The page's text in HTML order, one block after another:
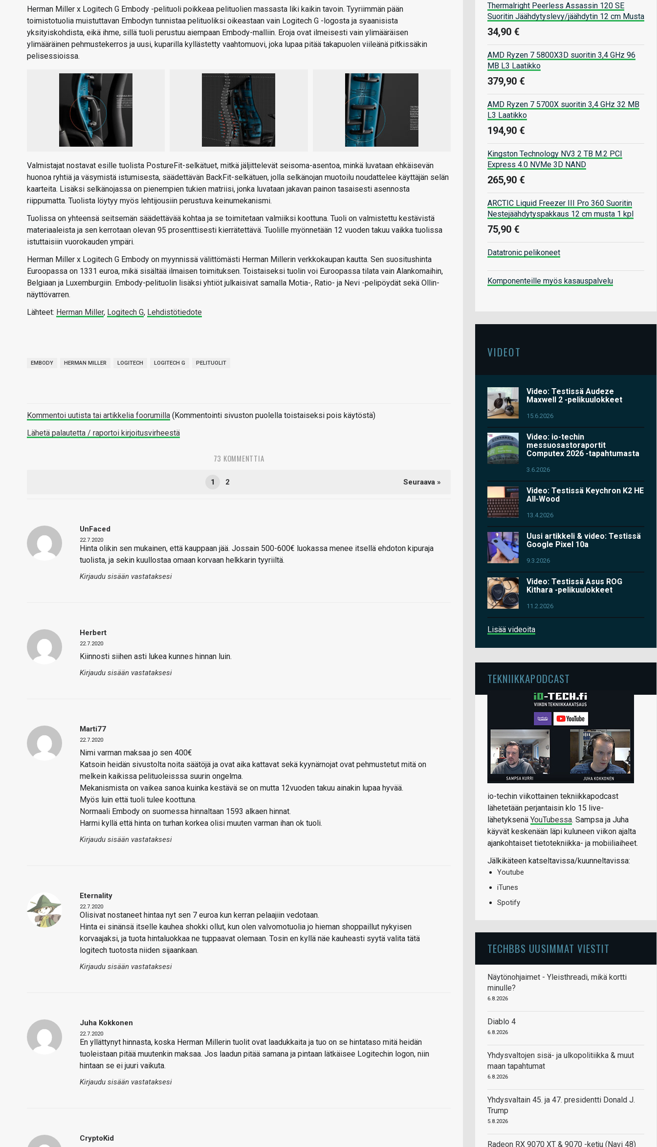
Herman Miller x Logitech G Embody -pelituoli poikkeaa pelituolien massasta liki kaikin tavoin. Tyyriimmän pään
toimistotuolia muistuttavan Embodyn tunnistaa pelituoliksi oikeastaan vain Logitech G -logosta ja syaanisista
yksityiskohdista, eikä ihme, sillä tuoli perustuu aiempaan Embody-malliin. Eroja ovat ilmeisesti vain ylimääräisen
ylimääräinen pehmustekerros ja uusi, kuparilla kyllästetty vaahtomuovi, joka lupaa pitää takapuolen viileänä pitkissäkin
pelisessioissa.
Valmistajat nostavat esille tuolista PostureFit-selkätuet, mitkä jäljittelevät seisoma-asentoa, minkä luvataan ehkäisevän
huonoa ryhtiä ja väsymistä istumisesta, säädettävän BackFit-selkätuen, jolla selkänojan muotoilu noudattelee käyttäjän selän
kaarteita. Lisäksi selkänojassa on pienempien tukien matriisi, jonka luvataan jakavan painon tasaisesti asennosta
riippumatta. Tuolista löytyy myös lehtijousiin perustuva keinumekanismi.
Tuolissa on yhteensä seitsemän säädettävää kohtaa ja se toimitetaan valmiiksi koottuna. Tuoli on valmistettu kestävistä
materiaaleista ja sen kerrotaan olevan 95 prosenttisesti kierrätettävä. Tuolille myönnetään 12 vuoden takuu vaikka tuolissa
istuttaisiin vuorokauden ympäri.
Herman Miller x Logitech G Embody on myynnissä välittömästi Herman Millerin verkkokaupan kautta. Sen suositushinta
Euroopassa on 1331 euroa, mikä sisältää ilmaisen toimituksen. Toistaiseksi tuolin voi Euroopassa tilata vain Alankomaihin,
Belgiaan ja Luxemburgiin. Embody-pelituolin lisäksi yhtiöt julkaisivat samalla Motia-, Ratio- ja Nevi -pelipöydät sekä Ollin-
näyttövarren.
Lähteet: Herman Miller, Logitech G, Lehdistötiedote
EMBODY HERMAN MILLER LOGITECH LOGITECH G PELITUOLIT
Kommentoi uutista tai artikkelia foorumilla (Kommentointi sivuston puolella toistaiseksi pois käytöstä)
Lähetä palautetta / raportoi kirjoitusvirheestä
73 KOMMENTTIA
1 2 Seuraava »
UnFaced
22.7.2020
Hinta olikin sen mukainen, että kauppaan jää. Jossain 500-600€ luokassa menee itsellä ehdoton kipuraja
tuolista, ja sekin kuullostaa omaan korvaan helkkarin tyyriiltä.
Kirjaudu sisään vastataksesi
Herbert
22.7.2020
Kiinnosti siihen asti lukea kunnes hinnan luin.
Kirjaudu sisään vastataksesi
Marti77
22.7.2020
Nimi varman maksaa jo sen 400€
Katsoin heidän sivustolta noita säätöjä ja ovat aika kattavat sekä kyynärnojat ovat pehmustetut mitä on
melkein kaikissa pelituoleisssa suurin ongelma.
Mekanismista on vaikea sanoa kuinka kestävä se on mutta 12vuoden takuu ainakin lupaa hyvää.
Myös luin että tuoli tulee koottuna.
Normaali Embody on suomessa hinnaltaan 1593 alkaen hinnat.
Harmi kyllä että hinta on turhan korkea olisi muuten varman ihan ok tuoli.
Kirjaudu sisään vastataksesi
Eternality
22.7.2020
Olisivat nostaneet hintaa nyt sen 7 euroa kun kerran pelaajiin vedotaan.
Hinta ei sinänsä itselle kauhea shokki ollut, kun olen valvomotuolia jo hieman shoppaillut nykyisen
korvaajaksi, ja tuota hintaluokkaa ne tuppaavat olemaan. Tosin en kyllä näe kauheasti syytä valita tätä
logitech tuotosta niiden sijaankaan.
Kirjaudu sisään vastataksesi
Juha Kokkonen
22.7.2020
En yllättynyt hinnasta, koska Herman Millerin tuolit ovat laadukkaita ja tuo on se hintataso mitä heidän
tuoleistaan pitää muutenkin maksaa. Jos laadun pitää samana ja pintaan lätkäisee Logitechin logon, niin
hintaan se ei juuri vaikuta.
Kirjaudu sisään vastataksesi
CryptoKid
Thermalright Peerless Assassin 120 SE
Suoritin Jäähdytyslevy/jäähdytin 12 cm Musta
34,90 €
AMD Ryzen 7 5800X3D suoritin 3,4 GHz 96
MB L3 Laatikko
379,90 €
AMD Ryzen 7 5700X suoritin 3,4 GHz 32 MB
L3 Laatikko
194,90 €
Kingston Technology NV3 2 TB M.2 PCI
Express 4.0 NVMe 3D NAND
265,90 €
ARCTIC Liquid Freezer III Pro 360 Suoritin
Nestejäähdytyspakkaus 12 cm musta 1 kpl
75,90 €
Datatronic pelikoneet
Komponenteille myös kasauspalvelu
VIDEOT
Video: Testissä Audeze
Maxwell 2 -pelikuulokkeet
15.6.2026
Video: io-techin
messuosastoraportit
Computex 2026 -tapahtumasta
3.6.2026
Video: Testissä Keychron K2 HE
All-Wood
13.4.2026
Uusi artikkeli & video: Testissä
Google Pixel 10a
9.3.2026
Video: Testissä Asus ROG
Kithara -pelikuulokkeet
11.2.2026
Lisää videoita
TEKNIIKKAPODCAST
io-techin viikottainen tekniikkapodcast
lähetetään perjantaisin klo 15 live-
lähetyksenä YouTubessa. Sampsa ja Juha
käyvät keskenään läpi kuluneen viikon ajalta
ajankohtaiset tietotekniikka- ja mobiiliaiheet.
Jälkikäteen katseltavissa/kuunneltavissa:
Youtube
iTunes
Spotify
TECHBBS UUSIMMAT VIESTIT
Näytönohjaimet - Yleisthreadi, mikä kortti
minulle?
6.8.2026
Diablo 4
6.8.2026
Yhdysvaltojen sisä- ja ulkopolitiikka & muut
maan tapahtumat
6.8.2026
Yhdysvaltain 45. ja 47. presidentti Donald J.
Trump
5.8.2026
Radeon RX 9070 XT & 9070 -ketju (Navi 48)